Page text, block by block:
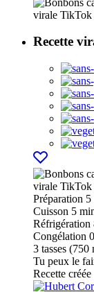
Recette
Préparation 5
Cuisson 5
Réfrigération
Congélation
3 tasses (750
Tu peux le
Recette créée